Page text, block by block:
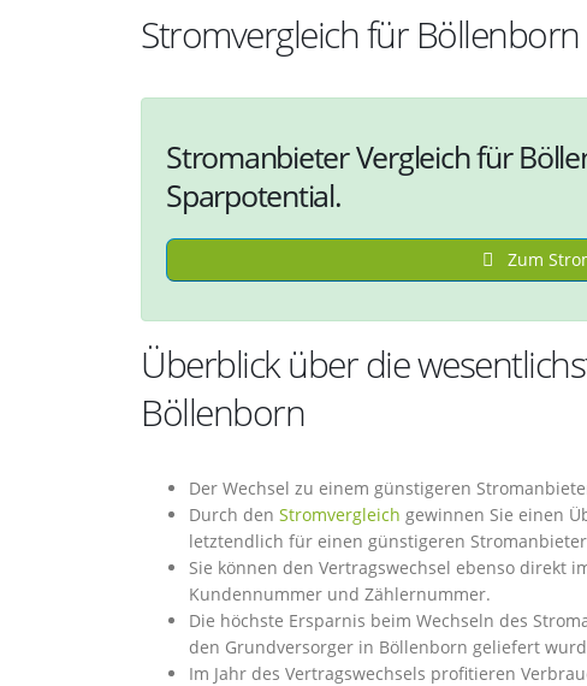
Stromvergleich für Böllenborn
Stromanbieter Vergleich für
Sparpotential.
Zum
Überblick über die
Böllenborn
Der Wechsel zu einem günstigeren
Durch den Stromvergleich gewinnen Sie einen
letztendlich für einen günstigeren
Sie können den Vertragswechsel ebenso direkt
Kundennummer und Zählernummer.
Die höchste Ersparnis beim Wechseln des
den Grundversorger in Böllenborn geliefert
Im Jahr des Vertragswechsels profitieren